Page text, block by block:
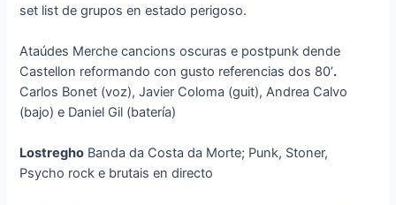
set list de grupos en estado perigoso.
Ataúdes Merche cancions oscuras e postpunk dende
Castellon reformando con gusto referencias dos 80’.
Carlos Bonet (voz), Javier Coloma (guit), Andrea Calvo
(bajo) e Daniel Gil (batería)
Lostregho Banda da Costa da Morte; Punk, Stoner,
Psycho rock e brutais en directo